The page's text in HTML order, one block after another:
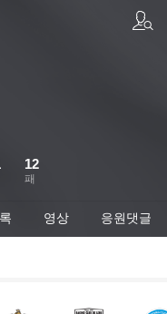
패
12
영상 응원댓글